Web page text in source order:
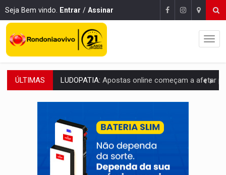
Seja Bem vindo. Entrar / Assinar
ÚLTIMAS REFLORESTAMENTO: Plantar árvores não será mais suficiente para
OVNIS NA LUA:Cientistas alertam para possível base secreta no satélite
ACABOU COM PEUGEOT:Incêndio destrói carro que era rebocado para oficina
VÍDEO: Ladrão é filmado furtando moto na frente do bar
BOLSAS DE PESQUISA: Iniciativa Amazônia+10 lança chamada para fortalecer